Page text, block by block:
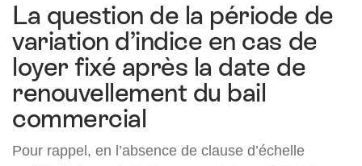
La question de la période de
variation d’indice en cas de
loyer fixé après la date de
renouvellement du bail
commercial
Pour rappel, en l’absence de clause d’échelle